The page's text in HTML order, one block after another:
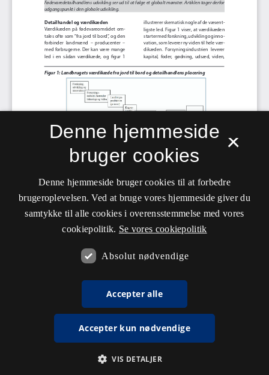
×
Denne hjemmeside
bruger cookies
Denne hjemmeside bruger cookies til at forbedre
brugeroplevelsen. Ved at bruge vores hjemmeside giver du
samtykke til alle cookies i overensstemmelse med vores
cookiepolitik. Se vores cookiepolitik
Absolut nødvendige
Accepter alle
Accepter kun nødvendige
VIS DETALJER